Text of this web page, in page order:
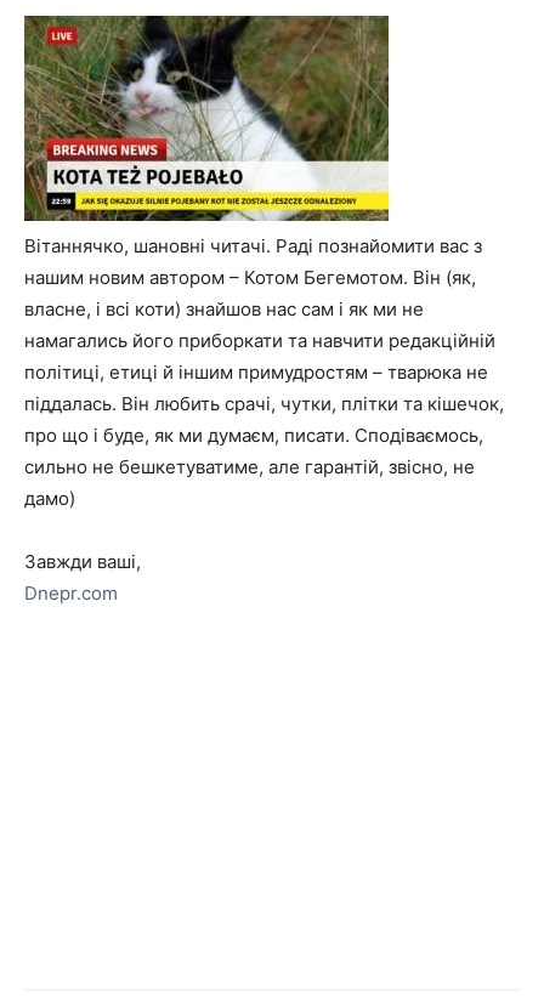
Вітаннячко, шановні читачі. Раді познайомити вас з
нашим новим автором – Котом Бегемотом. Він (як,
власне, і всі коти) знайшов нас сам і як ми не
намагались його приборкати та навчити редакційній
політиці, етиці й іншим примудростям – тварюка не
піддалась. Він любить срачі, чутки, плітки та кішечок,
про що і буде, як ми думаєм, писати. Сподіваємось,
сильно не бешкетуватиме, але гарантій, звісно, не
дамо)
Завжди ваші,
Dnepr.com